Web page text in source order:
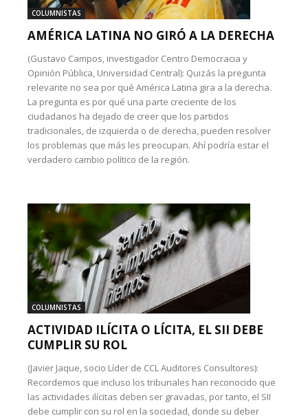
COLUMNISTAS
AMÉRICA LATINA NO GIRÓ A LA DERECHA
(Gustavo Campos, investigador Centro Democracia y
Opinión Pública, Universidad Central): Quizás la pregunta
relevante no sea por qué América Latina gira a la derecha.
La pregunta es por qué una parte creciente de los
ciudadanos ha dejado de creer que los partidos
tradicionales, de izquierda o de derecha, pueden resolver
los problemas que más les preocupan. Ahí podría estar el
verdadero cambio político de la región.
COLUMNISTAS
ACTIVIDAD ILÍCITA O LÍCITA, EL SII DEBE
CUMPLIR SU ROL
(Javier Jaque, socio Líder de CCL Auditores Consultores):
Recordemos que incluso los tribunales han reconocido que
las actividades ilícitas deben ser gravadas, por tanto, el SII
debe cumplir con su rol en la sociedad, donde su deber